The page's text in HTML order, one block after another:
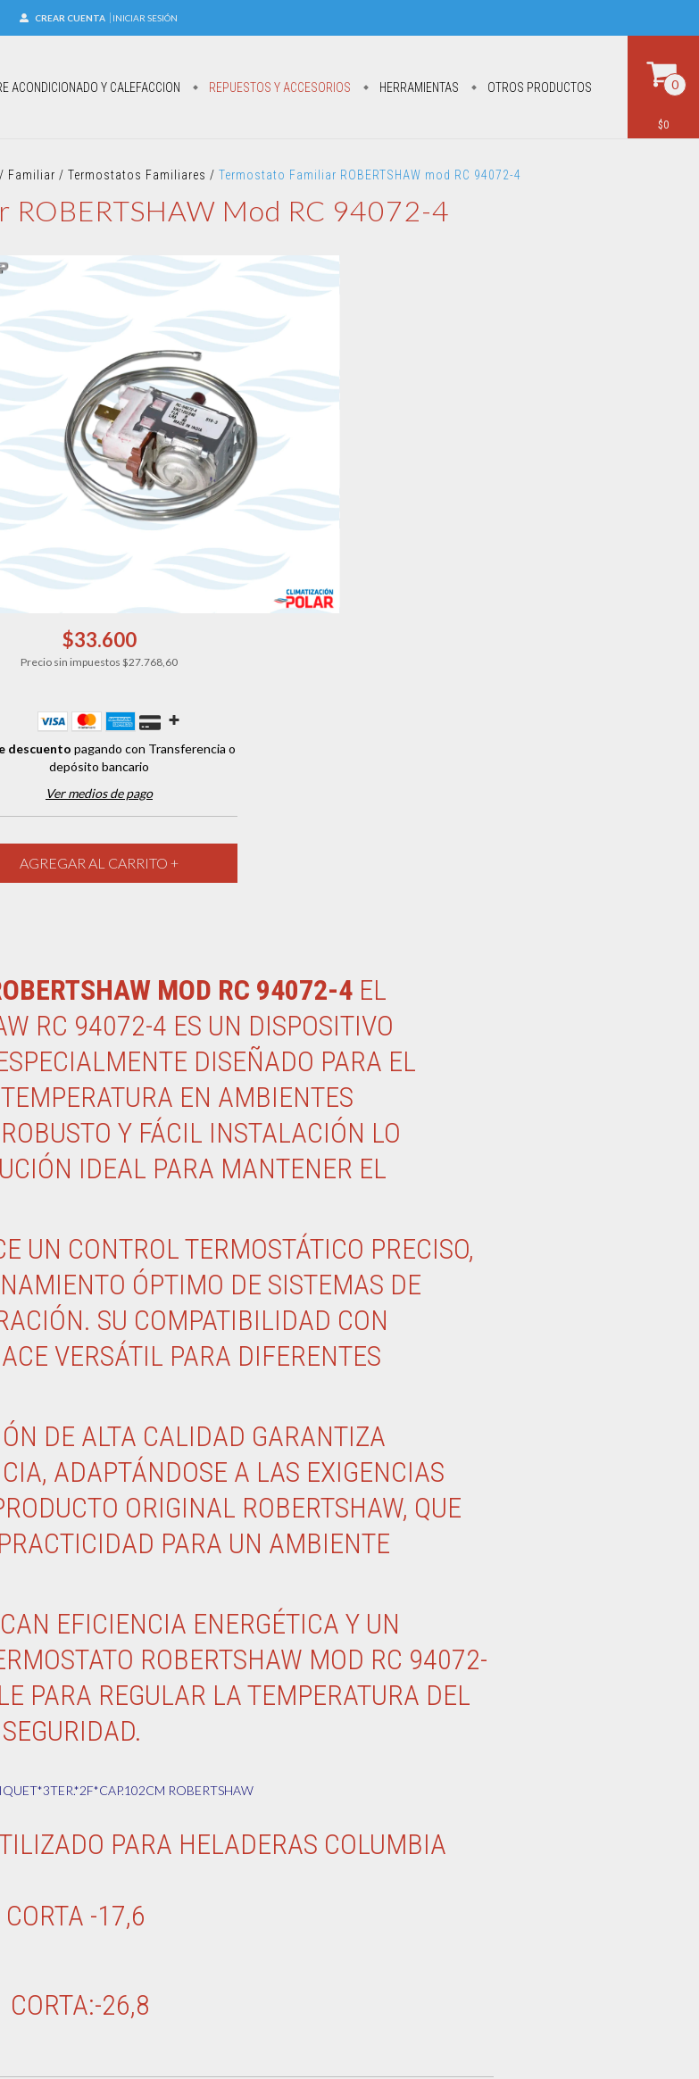
CREAR CUENTA INICIAR SESIÓN
ACONDICIONADO Y CALEFACCION REPUESTOS Y ACCESORIOS HERRAMIENTAS OTROS PRODUCTOS 0
$0
/ Familiar/ Termostatos Familiares / Termostato Familiar ROBERTSHAW mod RC 94072-4
ROBERTSHAW Mod RC 94072-4
$33.600
Precio sin impuestos $27.768,60
descuento pagando con Transferencia o
depósito bancario
Ver medios de pago
MOD RC 94072-4EL
RC 94072-4 ES UN DISPOSITIVO
DISEÑADO PARA EL
EN AMBIENTES
Y FÁCIL INSTALACIÓN LO
IDEAL PARA MANTENER EL
UN CONTROL TERMOSTÁTICO PRECISO,
ÓPTIMO DE SISTEMAS DE
SU COMPATIBILIDAD CON
VERSÁTIL PARA DIFERENTES
DE ALTA CALIDAD GARANTIZA
ADAPTÁNDOSE A LAS EXIGENCIAS
ORIGINAL ROBERTSHAW, QUE
PARA UN AMBIENTE
EFICIENCIA ENERGÉTICA Y UN
ROBERTSHAW MOD RC 94072-
PARA REGULAR LA TEMPERATURA DEL
ROBERTSHAW
PARA HELADERAS COLUMBIA
+3,0 CORTA -17,6
CORTA:-26,8